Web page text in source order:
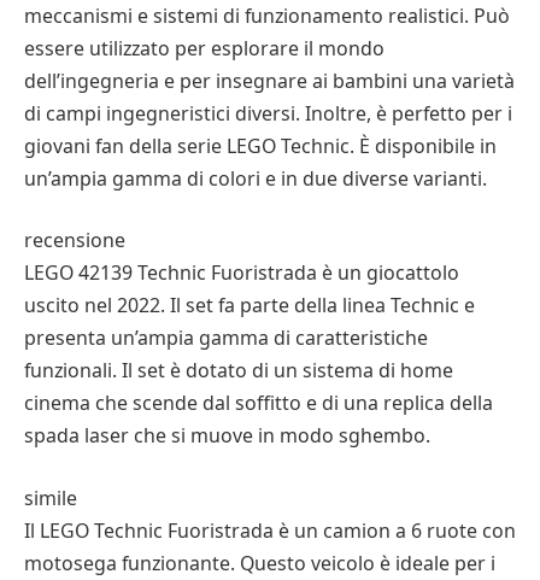
meccanismi e sistemi di funzionamento realistici. Può
essere utilizzato per esplorare il mondo
dell’ingegneria e per insegnare ai bambini una varietà
di campi ingegneristici diversi. Inoltre, è perfetto per i
giovani fan della serie LEGO Technic. È disponibile in
un’ampia gamma di colori e in due diverse varianti.
recensione
LEGO 42139 Technic Fuoristrada è un giocattolo
uscito nel 2022. Il set fa parte della linea Technic e
presenta un’ampia gamma di caratteristiche
funzionali. Il set è dotato di un sistema di home
cinema che scende dal soffitto e di una replica della
spada laser che si muove in modo sghembo.
simile
Il LEGO Technic Fuoristrada è un camion a 6 ruote con
motosega funzionante. Questo veicolo è ideale per i